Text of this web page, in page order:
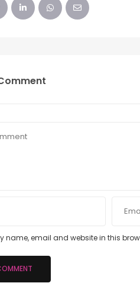
name, email and website in this